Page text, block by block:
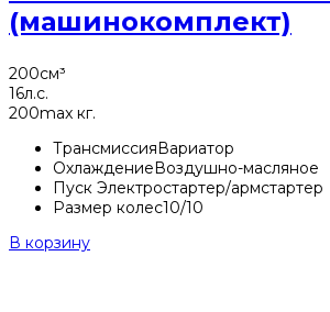
(машинокомплект)
200см³
16л.с.
200max кг.
ТрансмиссияВариатор
ОхлаждениеВоздушно-масляное
Пуск Электростартер/армстартер
Размер колес10/10
В корзину